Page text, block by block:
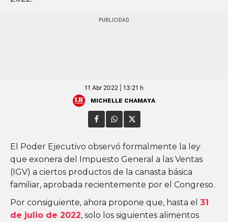
11 Abr 2022 | 13:21 h
Michelle Chamaya
El Poder Ejecutivo observó formalmente la ley
que exonera del Impuesto General a las Ventas
(IGV) a ciertos productos de la canasta básica
familiar, aprobada recientemente por el Congreso.
Por consiguiente, ahora propone que, hasta el 31
de julio de 2022, solo los siguientes alimentos